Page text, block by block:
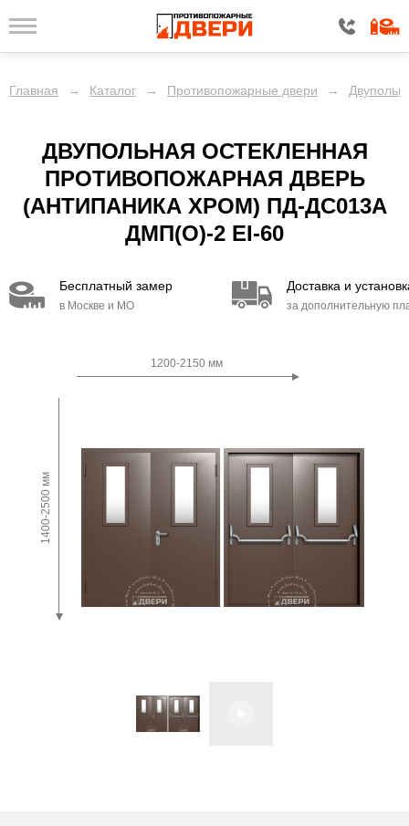
Главная → Каталог → Противопожарные двери →
ДВУПОЛЬНАЯ ОСТЕКЛЕННАЯ
ПРОТИВОПОЖАРНАЯ ДВЕРЬ
(АНТИПАНИКА ХРОМ) ПД-ДC013A
ДМП(О)-2 EI-60
Бесплатный замер
в Москве и МО
Доставка и
за дополнительную
1200-2150 мм
1400-2500 мм